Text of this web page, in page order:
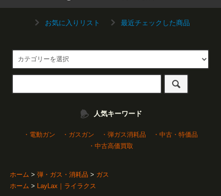
お気に入りリスト 最近チェックした商品
人気キーワード
・電動ガン ・ガスガン ・弾ガス消耗品
・中古・特価品
・中古高価買取
ホーム > 弾・ガス・消耗品 > ガス
ホーム > LayLax｜ライラクス